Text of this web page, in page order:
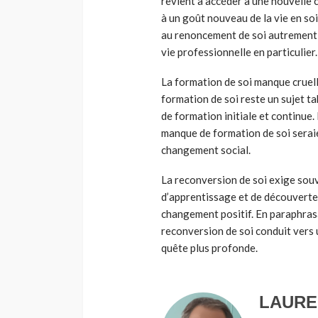
à un goût nouveau de la vie en
au renoncement de soi
vie professionnelle en particulier.
La formation de soi manque
formation de soi reste un sujet
de formation initiale et continue.
manque de formation de soi
changement social.
La reconversion de soi exige
d’apprentissage et de
changement positif. En
reconversion de soi conduit vers
quête plus profonde.